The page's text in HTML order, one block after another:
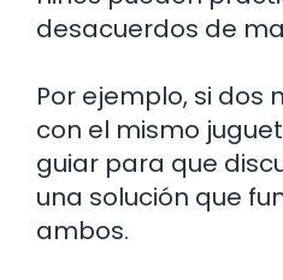
desacuerdos de
Por ejemplo, si dos
con el mismo
guiar para que
una solución que
ambos.